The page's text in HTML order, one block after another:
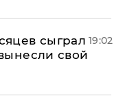
сыграл
свой
19:02